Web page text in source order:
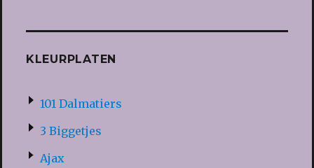
KLEURPLATEN
101 Dalmatiers
3 Biggetjes
Ajax